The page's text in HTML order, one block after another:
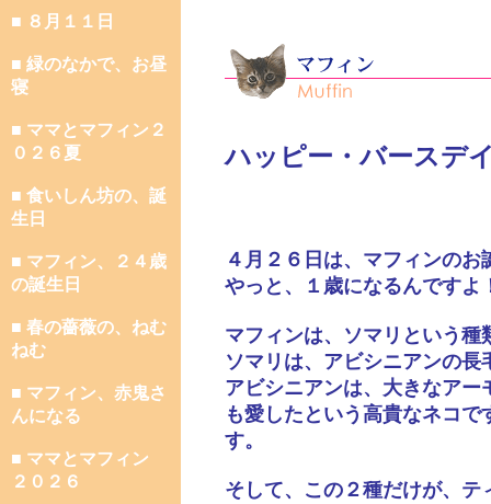
■ ８月１１日
■ 緑のなかで、お昼
寝
■ ママとマフィン２
０２６夏
■ 食いしん坊の、誕
生日
■ マフィン、２４歳
の誕生日
■ 春の薔薇の、ねむ
ねむ
■ マフィン、赤鬼さ
んになる
■ ママとマフィン
２０２６
ハッピー・バースデ
４月２６日は、マフィンのお
やっと、１歳になるんですよ
マフィンは、ソマリという種
ソマリは、アビシニアンの長
アビシニアンは、大きなア
も愛したという高貴なネコ
す。
そして、この２種だけが、